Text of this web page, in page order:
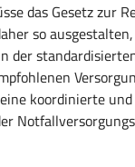
das Gesetz zur
so
der
koordinierte